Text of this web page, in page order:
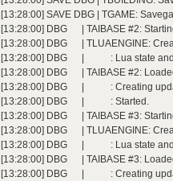
[13:28:00] SAVE DBG | TGAME:
[13:28:00] DBG | TAIBASE #2:
[13:28:00] DBG | TLUAENGINE:
[13:28:00] DBG | : Lua state and
[13:28:00] DBG | TAIBASE #2:
[13:28:00] DBG | : Creating
[13:28:00] DBG | : Started.
[13:28:00] DBG | TAIBASE #3:
[13:28:00] DBG | TLUAENGINE:
[13:28:00] DBG | : Lua state and
[13:28:00] DBG | TAIBASE #3:
[13:28:00] DBG | : Creating